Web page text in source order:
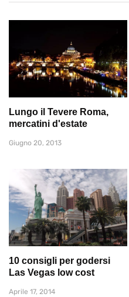
Lungo il Tevere Roma,
mercatini d'estate
Giugno 20, 2013
10 consigli per godersi
Las Vegas low cost
Aprile 17, 2014